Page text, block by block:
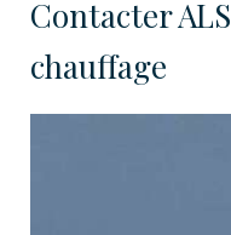
Contacter
chauffage